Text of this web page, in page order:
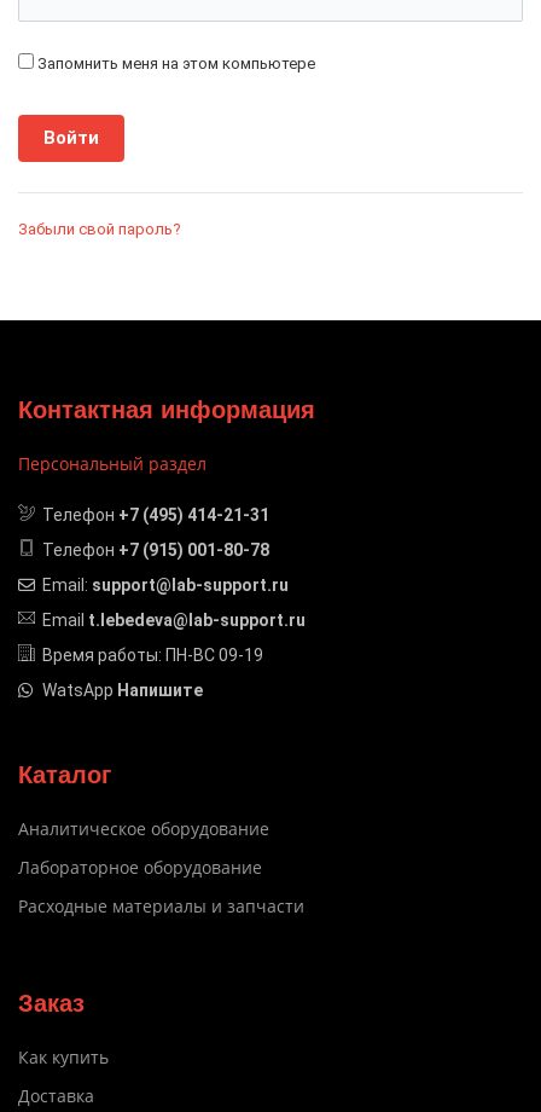
Запомнить меня на этом компьютере
Забыли свой пароль?
Контактная информация
Персональный раздел
Телефон +7 (495) 414-21-31
Телефон +7 (915) 001-80-78
Email: support@lab-support.ru
Email t.lebedeva@lab-support.ru
Время работы: ПН-ВС 09-19
WatsApp Напишите
Каталог
Аналитическое оборудование
Лабораторное оборудование
Расходные материалы и запчасти
Заказ
Как купить
Доставка